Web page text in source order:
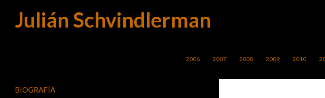
Julián Schvindlerman
Buscar
SALTAR AL CONTENIDO
2006 2007 2008 2009 2010
BIOGRAFÍA